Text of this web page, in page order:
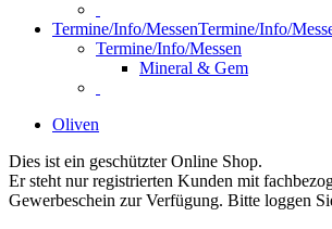
Termine/Info/MessenTermine/Info/
Termine/Info/Messen
Mineral & Gem
Oliven
Dies ist ein geschützter Online Shop.
Er steht nur registrierten Kunden mit
Gewerbeschein zur Verfügung. Bitte loggen